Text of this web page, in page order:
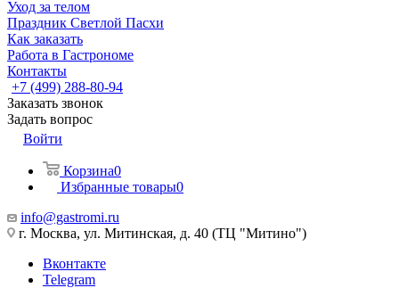
Уход за телом
Праздник Светлой Пасхи
Как заказать
Работа в Гастрономе
Контакты
+7 (499) 288-80-94
Заказать звонок
Задать вопрос
Войти
Корзина0
Избранные товары0
info@gastromi.ru
г. Москва, ул. Митинская, д. 40 (ТЦ "Митино")
Вконтакте
Telegram